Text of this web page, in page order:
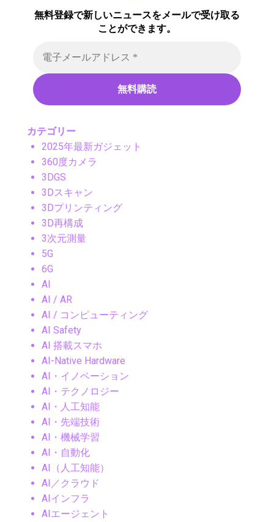
無料登録で新しいニュースをメールで受け取る
ことができます。
カテゴリー
2025年最新ガジェット
360度カメラ
3DGS
3Dスキャン
3Dプリンティング
3D再構成
3次元測量
5G
6G
AI
AI / AR
AI / コンピューティング
AI Safety
AI 搭載スマホ
AI-Native Hardware
AI・イノベーション
AI・テクノロジー
AI・人工知能
AI・先端技術
AI・機械学習
AI・自動化
AI（人工知能）
AI／クラウド
AIインフラ
AIエージェント